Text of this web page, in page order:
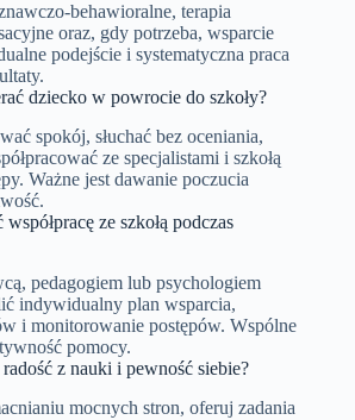
behawioralne, terapia
oraz, gdy potrzeba, wsparcie
podejście i systematyczna praca
dziecko w powrocie do szkoły?
spokój, słuchać bez oceniania,
ze specjalistami i szkołą
Ważne jest dawanie poczucia
ze szkołą podczas
pedagogiem lub psychologiem
indywidualny plan wsparcia,
i monitorowanie postępów. Wspólne
pomocy.
z nauki i pewność siebie?
mocnych stron, oferuj zadania